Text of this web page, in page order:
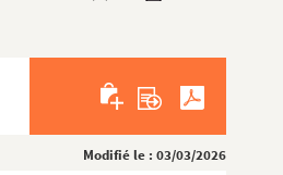
Modifié le : 03/03/2026